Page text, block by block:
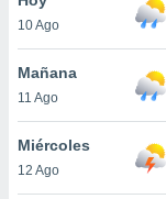
en
más
nuestra
10 Ago
Mañana
11 Ago
Miércoles
12 Ago